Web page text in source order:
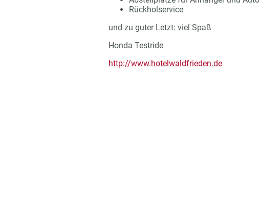
Rückholservice
und zu guter Letzt: viel Spaß
Honda Testride
http://www.hotelwaldfrieden.de